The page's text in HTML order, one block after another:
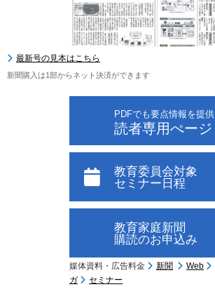
最新号の見本はこちら
新聞購入は1部からネット決済ができます
PDFでも要点情報を提供
読者専用ぺージ
教育委員会対象
セミナー日程
教育家庭新聞
購読のお申込み
媒体資料・広告料金 新聞 Web
ガ
セミナー